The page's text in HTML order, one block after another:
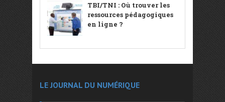
TBI/TNI : Où trouver les
ressources pédagogiques
en ligne ?
LE JOURNAL DU NUMÉRIQUE